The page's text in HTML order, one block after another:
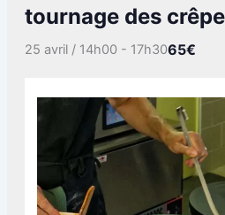
tournage des
25 avril / 14h00 - 17h3065€